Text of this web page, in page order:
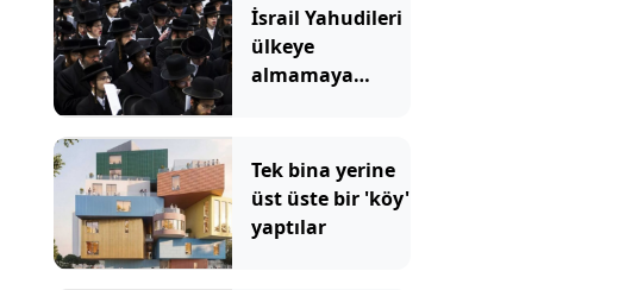
yüzük aradılar
İsrail Yahudileri
ülkeye
almamaya
Tek bina yerine
üst üste bir 'köy'
yaptılar